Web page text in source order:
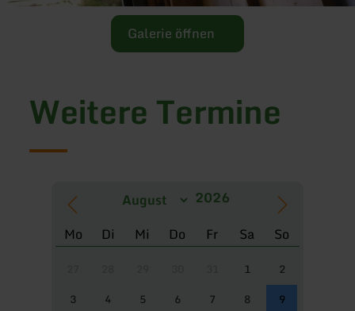
Galerie öffnen
Weitere Termine
Mo Di Mi Do Fr Sa So
1
2
3
4 5 6 7 8
9